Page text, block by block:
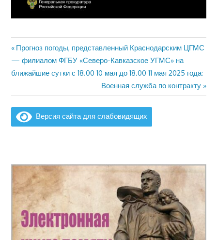
Навигация
по
Предыдущая
запись:
Прогноз погоды, представленный Краснодарским ЦГМС
— филиалом ФГБУ «Северо-Кавказское УГМС» на
ближайшие сутки с 18.00 10 мая до 18.00 11 мая 2025 года:
Следующая
запись:
Военная служба по контракту
Версия сайта для слабовидящих